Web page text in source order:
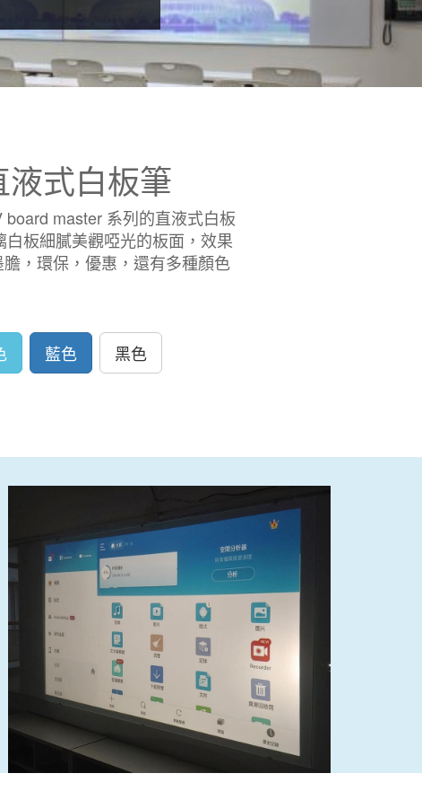
液式白板筆
master 系列的直液式白板
板細膩美觀啞光的板面，效果
，環保，優惠，還有多種顏色
藍色 黑色